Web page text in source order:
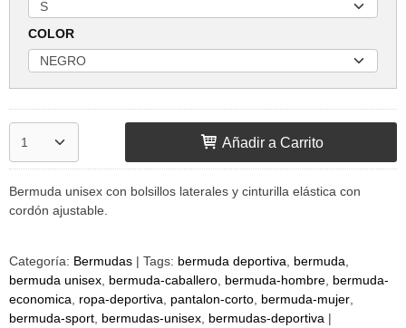
COLOR
Añadir a Carrito
Bermuda unisex con bolsillos laterales y cinturilla elástica con
cordón ajustable.
Categoría: Bermudas | Tags: bermuda deportiva
bermuda
bermuda unisex bermuda-caballero bermuda-hombre bermuda-
economica
ropa-deportiva pantalon-corto bermuda-mujer
bermuda-sport bermudas-unisex bermudas-deportiva |